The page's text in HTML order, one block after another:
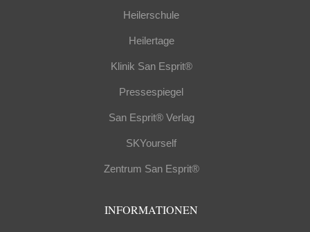
Heilerschule
Heilertage
Klinik San Esprit®
Pressespiegel
San Esprit® Verlag
SKYourself
Zentrum San Esprit®
INFORMATIONEN